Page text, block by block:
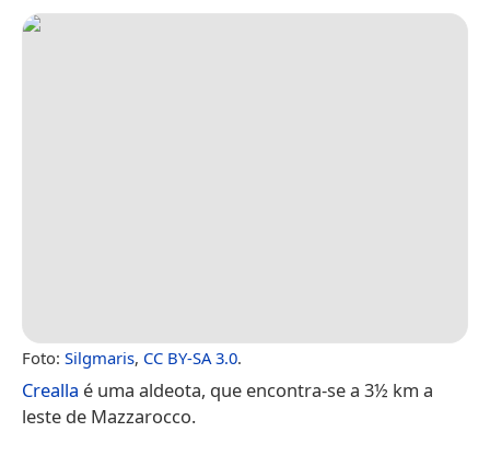
Foto: Silgmaris, CC BY-SA 3.0.
Crealla é uma aldeota, que encontra-se a 3½ km a
leste de Mazzarocco.